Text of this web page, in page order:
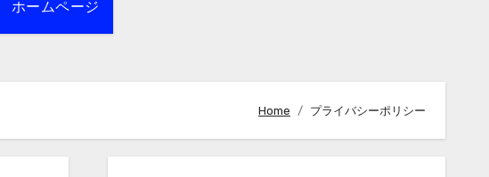
ホームページ
Home プライバシーポリシー